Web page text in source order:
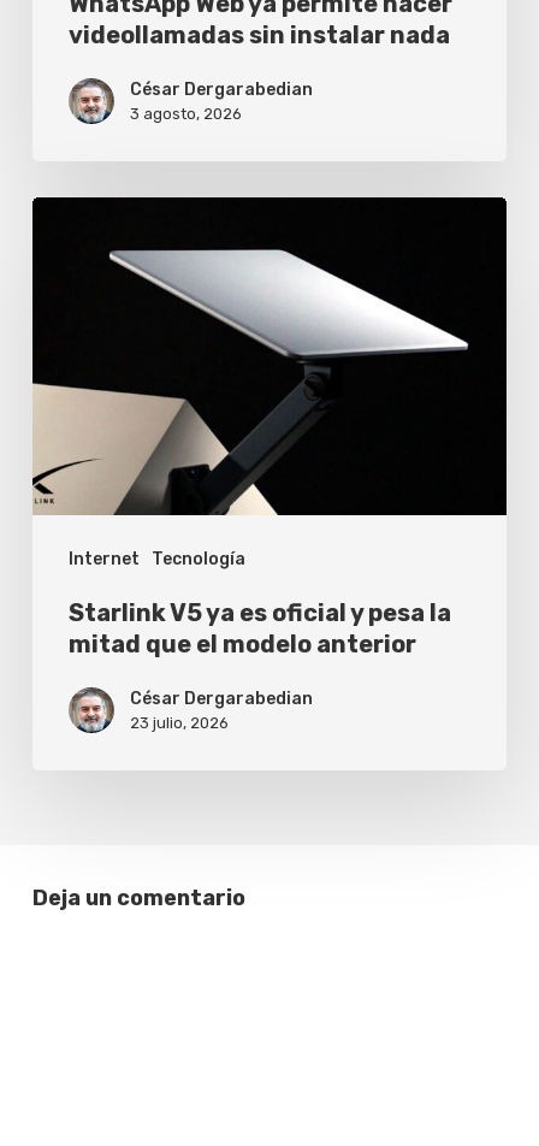
videollamadas sin instalar nada
César Dergarabedian
3 agosto, 2026
Internet Tecnología
la
mitad
modelo
Starlink V5 ya es oficial y pesa la
mitad que el modelo anterior
César Dergarabedian
23 julio, 2026
Deja un comentario